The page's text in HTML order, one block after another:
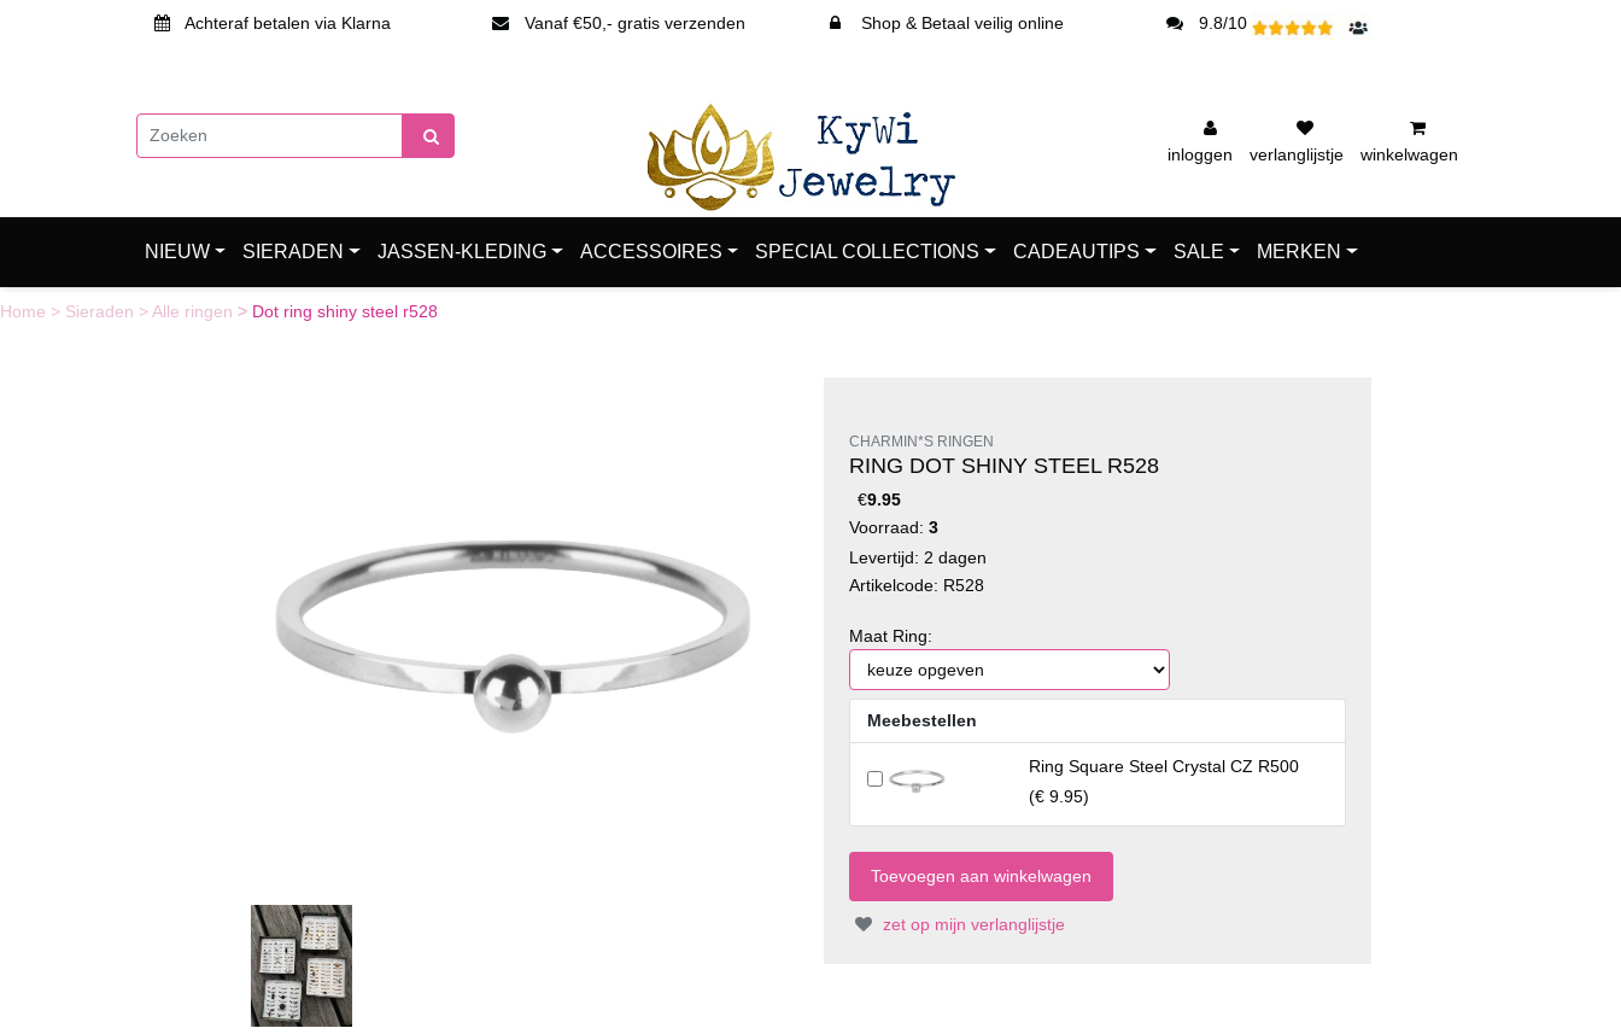
Achteraf betalen via Klarna Vanaf €50,- gratis verzenden Shop & Betaal veilig online 9.8/10
inloggen verlanglijstje winkelwagen
NIEUW SIERADEN JASSEN-KLEDING ACCESSOIRES SPECIAL COLLECTIONS CADEAUTIPS SALE MERKEN
Home > Sieraden >Alle ringen > Dot ring shiny steel r528
CHARMIN*S RINGEN
RING DOT SHINY STEEL R528
€9.95
Voorraad: 3
Levertijd: 2 dagen
Artikelcode: R528
Maat Ring:
Meebestellen
Ring Square Steel Crystal CZ R500
(€ 9.95)
zet op mijn verlanglijstje